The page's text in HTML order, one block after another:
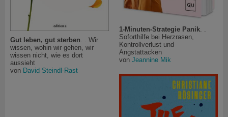
Gut leben, gut sterben . . Wir
wissen, wohin wir gehen, wir
wissen nicht, wie es dort
aussieht
von David Steindl-Rast
1-Minuten-Strategie Panik. .
Soforthilfe bei Herzrasen,
Kontrollverlust und
Angstattacken
von Jeannine Mik